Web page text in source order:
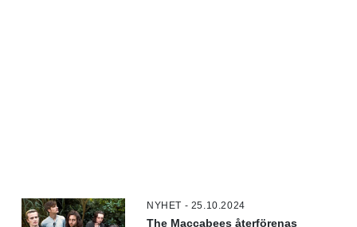
NYHET - 25.10.2024
The Maccabees återförenas